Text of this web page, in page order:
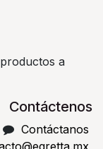
a
Contáctenos
Contáctanos